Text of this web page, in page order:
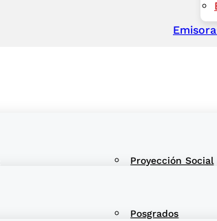
Emisora
Proyección Social
Posgrados